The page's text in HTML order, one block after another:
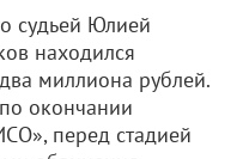
судьей Юлией
находился
миллиона рублей.
окончании
перед стадией